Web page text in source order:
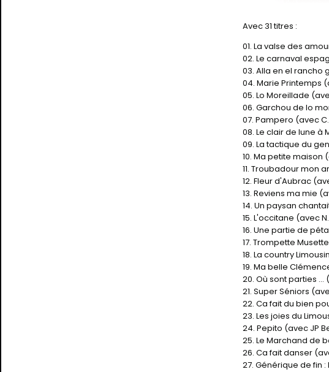
Avec 31 titres :
01. La valse des
02. Le carnaval
03. Alla en el rancho
04. Marie Printemps
05. Lo Moreillade
06. Garchou de lo
07. Pampero (avec
08. Le clair de lune à
09. La tactique du
10. Ma petite maison
11. Troubadour mon
12. Fleur d'Aubrac
13. Reviens ma mie
14. Un paysan
15. L'occitane (avec
16. Une partie de
17. Trompette Musette
18. La country
19. Ma belle
20. Où sont parties ...
21. Super Séniors
22. Ca fait du bien
23. Les joies du
24. Pepito (avec JP
25. Le Marchand de
26. Ca fait danser
27. Générique de fin :